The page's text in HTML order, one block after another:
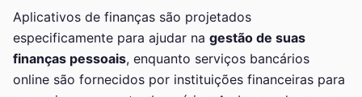
Aplicativos de finanças são projetados
especificamente para ajudar na gestão de suas
finanças pessoais, enquanto serviços bancários
online são fornecidos por instituições financeiras para